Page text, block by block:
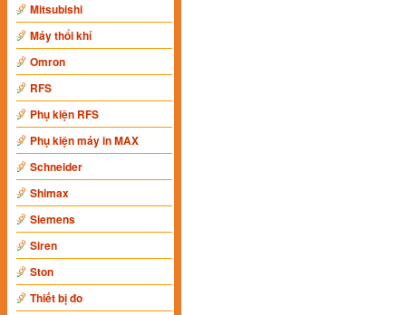
Mitsubishi
Máy thổi khí
Omron
RFS
Phụ kiện RFS
Phụ kiện máy in MAX
Schneider
Shimax
Siemens
Siren
Ston
Thiết bị đo